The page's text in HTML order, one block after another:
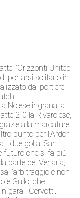
l’Orizzonti United
portarsi solitario in
dal portiere
Nolese ingrana la
2-0 la Rivarolese,
alla marcature
punto per l’Ardor
due gol al San
futuro che si fa più
parte del Venaria,
l’arbitraggio e non
e Gullo, che
gara i Cervotti.